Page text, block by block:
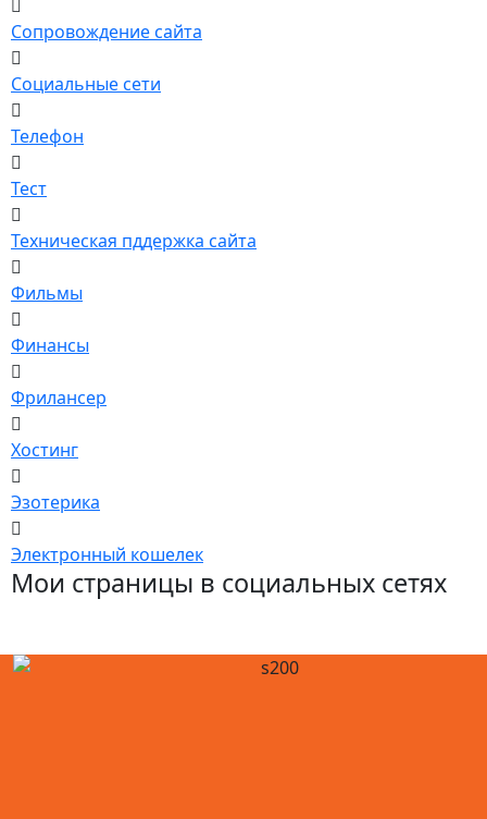
Сопровождение сайта
Социальные сети
Телефон
Тест
Техническая пддержка сайта
Фильмы
Финансы
Фрилансер
Хостинг
Эзотерика
Электронный кошелек
Мои страницы в социальных сетях